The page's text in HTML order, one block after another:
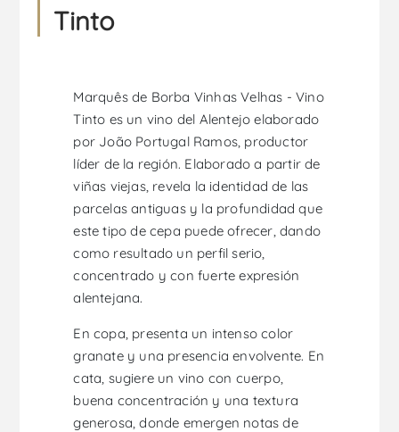
Tinto
Marquês de Borba Vinhas Velhas - Vino
Tinto es un vino del Alentejo elaborado
por João Portugal Ramos, productor
líder de la región. Elaborado a partir de
viñas viejas, revela la identidad de las
parcelas antiguas y la profundidad que
este tipo de cepa puede ofrecer, dando
como resultado un perfil serio,
concentrado y con fuerte expresión
alentejana.
En copa, presenta un intenso color
granate y una presencia envolvente. En
cata, sugiere un vino con cuerpo,
buena concentración y una textura
generosa, donde emergen notas de